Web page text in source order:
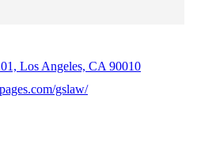
Los Angeles, CA 90010
gslaw/